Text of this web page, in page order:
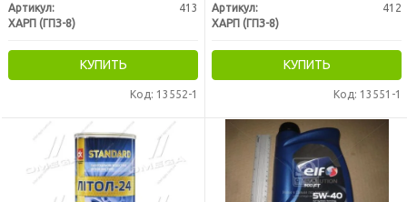
Артикул:
413
ХАРП (ГПЗ-8)
КУПИТЬ
Код: 13552-1
Артикул:
412
ХАРП (ГПЗ-8)
КУПИТЬ
Код: 13551-1